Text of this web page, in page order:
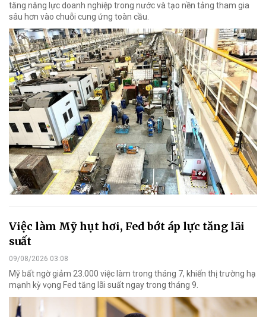
tăng năng lực doanh nghiệp trong nước và tạo nền tảng tham gia
sâu hơn vào chuỗi cung ứng toàn cầu.
Việc làm Mỹ hụt hơi, Fed bớt áp lực tăng lãi
suất
09/08/2026 03:08
Mỹ bất ngờ giảm 23.000 việc làm trong tháng 7, khiến thị trường hạ
mạnh kỳ vọng Fed tăng lãi suất ngay trong tháng 9.